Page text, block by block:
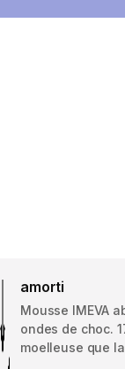
amorti
Mousse IMEVA
ondes de choc.
moelleuse que